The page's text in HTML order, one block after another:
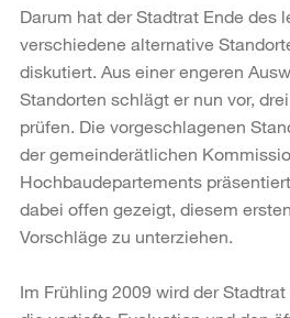
Darum hat der Stadtrat Ende des
verschiedene alternative
diskutiert. Aus einer engeren
Standorten schlägt er nun vor,
prüfen. Die vorgeschlagenen
der gemeinderätlichen
Hochbaudepartements
dabei offen gezeigt, diesem
Vorschläge zu unterziehen.
Im Frühling 2009 wird der